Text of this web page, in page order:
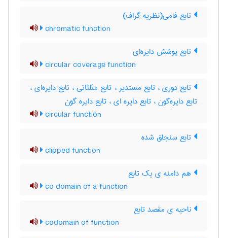
تابع فامی(نظریه گراف)
chromatic function
تابع پوشش دایره‌ای
circular coverage function
تابع دوری ، تابع مستدیر ، تابع مثلثاتی ، تابع دایره‌ای ،
تابع دایره‌گون ، تابع دایره ای ، تابع دایره گون
circular function
تابع سنجاق شده
clipped function
هم دامنه ی یک تابع
co domain of a function
ناحیه ی مقصد تابع
codomain of function